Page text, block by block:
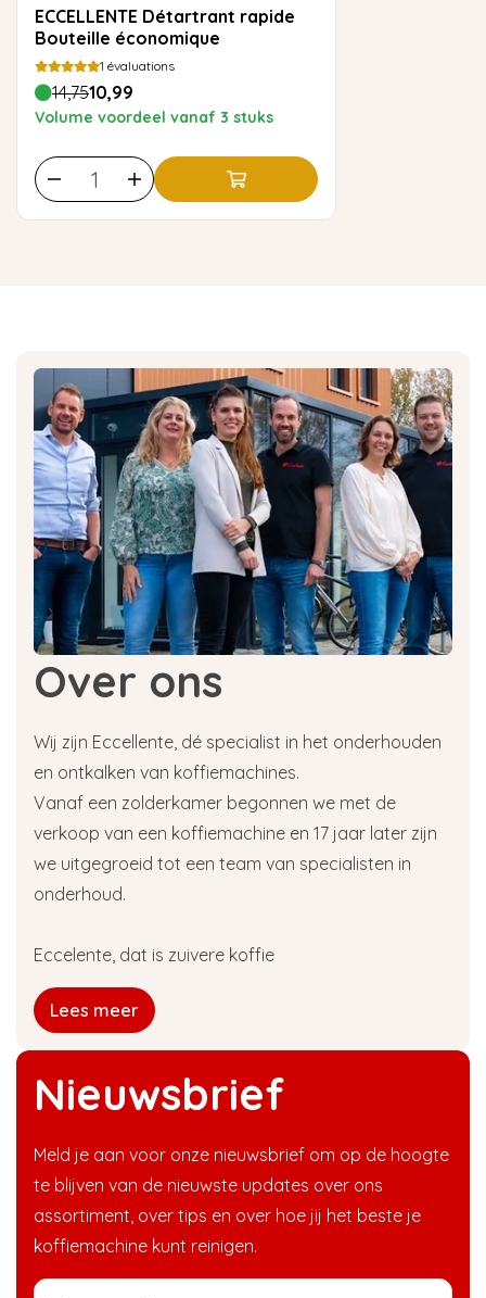
ECCELLENTE Détartrant rapide
Bouteille économique
1 évaluations
14,7510,99
Volume voordeel vanaf 3 stuks
Nieuwsbrief
Meld je aan voor onze nieuwsbrief om op de hoogte
te blijven van de nieuwste updates over ons
assortiment, over tips en over hoe jij het beste je
koffiemachine kunt reinigen.
Over ons
Wij zijn Eccellente, dé specialist in het onderhouden
en ontkalken van koffiemachines.
Vanaf een zolderkamer begonnen we met de
verkoop van een koffiemachine en 17 jaar later zijn
we uitgegroeid tot een team van specialisten in
onderhoud.
Eccelente, dat is zuivere koffie
Lees meer